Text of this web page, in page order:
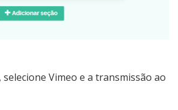
Vimeo e a transmissão ao